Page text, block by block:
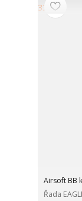
Airsoft BB
Řada